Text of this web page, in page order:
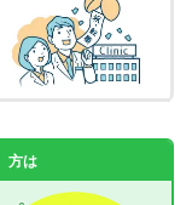
方は